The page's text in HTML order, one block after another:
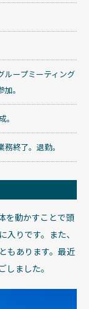
ループミーティング
。
終了。退勤。
を動かすことで頭
りです。また、
もあります。最近
ました。